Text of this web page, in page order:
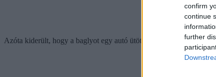
confirm
continue
further
Azóta kiderült, hogy a baglyot egy autó ütötte el, a sofőr